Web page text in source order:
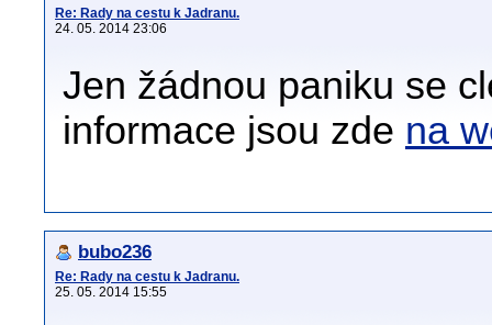
Re: Rady na cestu k Jadranu.
24. 05. 2014 23:06
Jen žádnou paniku se
informace jsou zde na
bubo236
Re: Rady na cestu k Jadranu.
25. 05. 2014 15:55